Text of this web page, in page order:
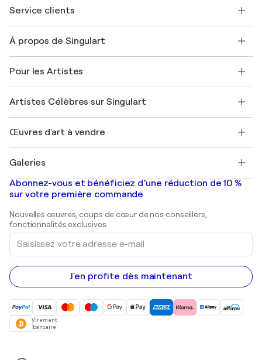
Service clients
Expédition
Offrir une carte cadeau
Rejoignez notre programme commercial
Mon compte
+33 1 76 44 06 42
À propos de Singulart
FAQ
Magazine Singulart
Emplois
Découvrez une sélection d'art original
Pour les Artistes
Se connecter en tant qu'Artiste
Artistes Célèbres sur Singulart
Marc Chagall
Banksy
Mr. Brainwash
Shepard Fairey
Œuvres d'art à vendre
Tableaux abstraits à vendre
Peintures de paysage
Estampes
Peintures acryliques
Galeries
Galeries d'art en France
Galeries d'art en Belgique
Abonnez-vous et bénéficiez d’une réduction de 10 %
sur votre première commande
Nouvelles œuvres, coups de cœur de nos conseillers,
fonctionnalités exclusives.
Saisissez
votre
adresse
e-
mail
J'en profite dès maintenant
Virement
bancaire